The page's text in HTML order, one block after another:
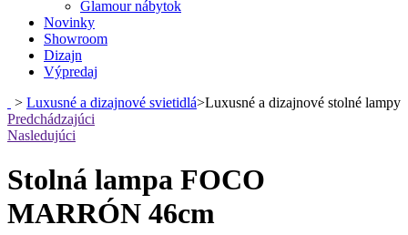
Glamour nábytok
Novinky
Showroom
Dizajn
Výpredaj
> Luxusné a dizajnové svietidlá>Luxusné a dizajnové stolné lampy
Predchádzajúci
Nasledujúci
Stolná lampa FOCO
MARRÓN 46cm